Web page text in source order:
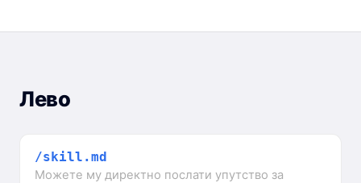
Лево
/skill.md
Можете му директно послати упутство за